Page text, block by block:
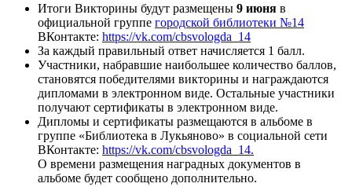
Итоги Викторины будут размещены 9 июня в
официальной группе городской библиотеки №14
ВКонтакте: https://vk.com/cbsvologda_14
За каждый правильный ответ начисляется 1 балл.
Участники, набравшие наибольшее количество баллов,
становятся победителями викторины и награждаются
дипломами в электронном виде. Остальные участники
получают сертификаты в электронном виде.
Дипломы и сертификаты размещаются в альбоме в
группе «Библиотека в Лукьяново» в социальной сети
ВКонтакте: https://vk.com/cbsvologda_14.
О времени размещения наградных документов в
альбоме будет сообщено дополнительно.